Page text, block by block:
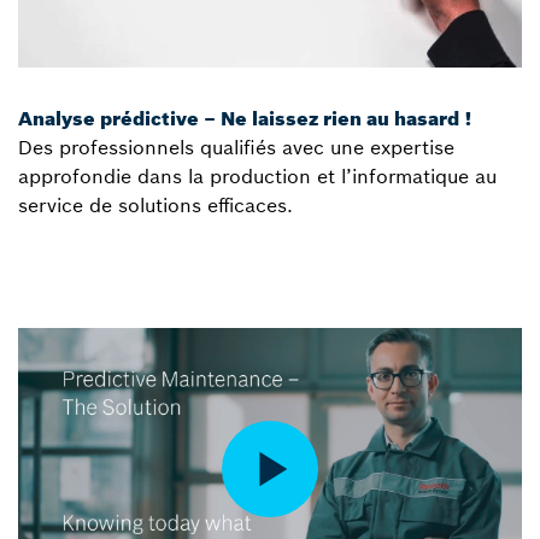
Analyse prédictive – Ne laissez rien au hasard !
Des professionnels qualifiés avec une expertise
approfondie dans la production et l’informatique au
service de solutions efficaces.